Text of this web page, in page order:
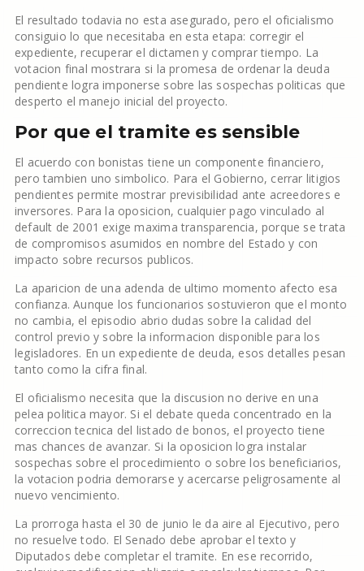
El resultado todavia no esta asegurado, pero el oficialismo
consiguio lo que necesitaba en esta etapa: corregir el
expediente, recuperar el dictamen y comprar tiempo. La
votacion final mostrara si la promesa de ordenar la deuda
pendiente logra imponerse sobre las sospechas politicas que
desperto el manejo inicial del proyecto.
Por que el tramite es sensible
El acuerdo con bonistas tiene un componente financiero,
pero tambien uno simbolico. Para el Gobierno, cerrar litigios
pendientes permite mostrar previsibilidad ante acreedores e
inversores. Para la oposicion, cualquier pago vinculado al
default de 2001 exige maxima transparencia, porque se trata
de compromisos asumidos en nombre del Estado y con
impacto sobre recursos publicos.
La aparicion de una adenda de ultimo momento afecto esa
confianza. Aunque los funcionarios sostuvieron que el monto
no cambia, el episodio abrio dudas sobre la calidad del
control previo y sobre la informacion disponible para los
legisladores. En un expediente de deuda, esos detalles pesan
tanto como la cifra final.
El oficialismo necesita que la discusion no derive en una
pelea politica mayor. Si el debate queda concentrado en la
correccion tecnica del listado de bonos, el proyecto tiene
mas chances de avanzar. Si la oposicion logra instalar
sospechas sobre el procedimiento o sobre los beneficiarios,
la votacion podria demorarse y acercarse peligrosamente al
nuevo vencimiento.
La prorroga hasta el 30 de junio le da aire al Ejecutivo, pero
no resuelve todo. El Senado debe aprobar el texto y
Diputados debe completar el tramite. En ese recorrido,